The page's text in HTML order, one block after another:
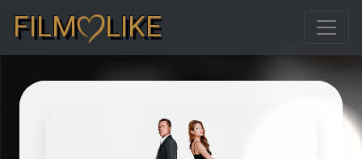
FILM LIKE